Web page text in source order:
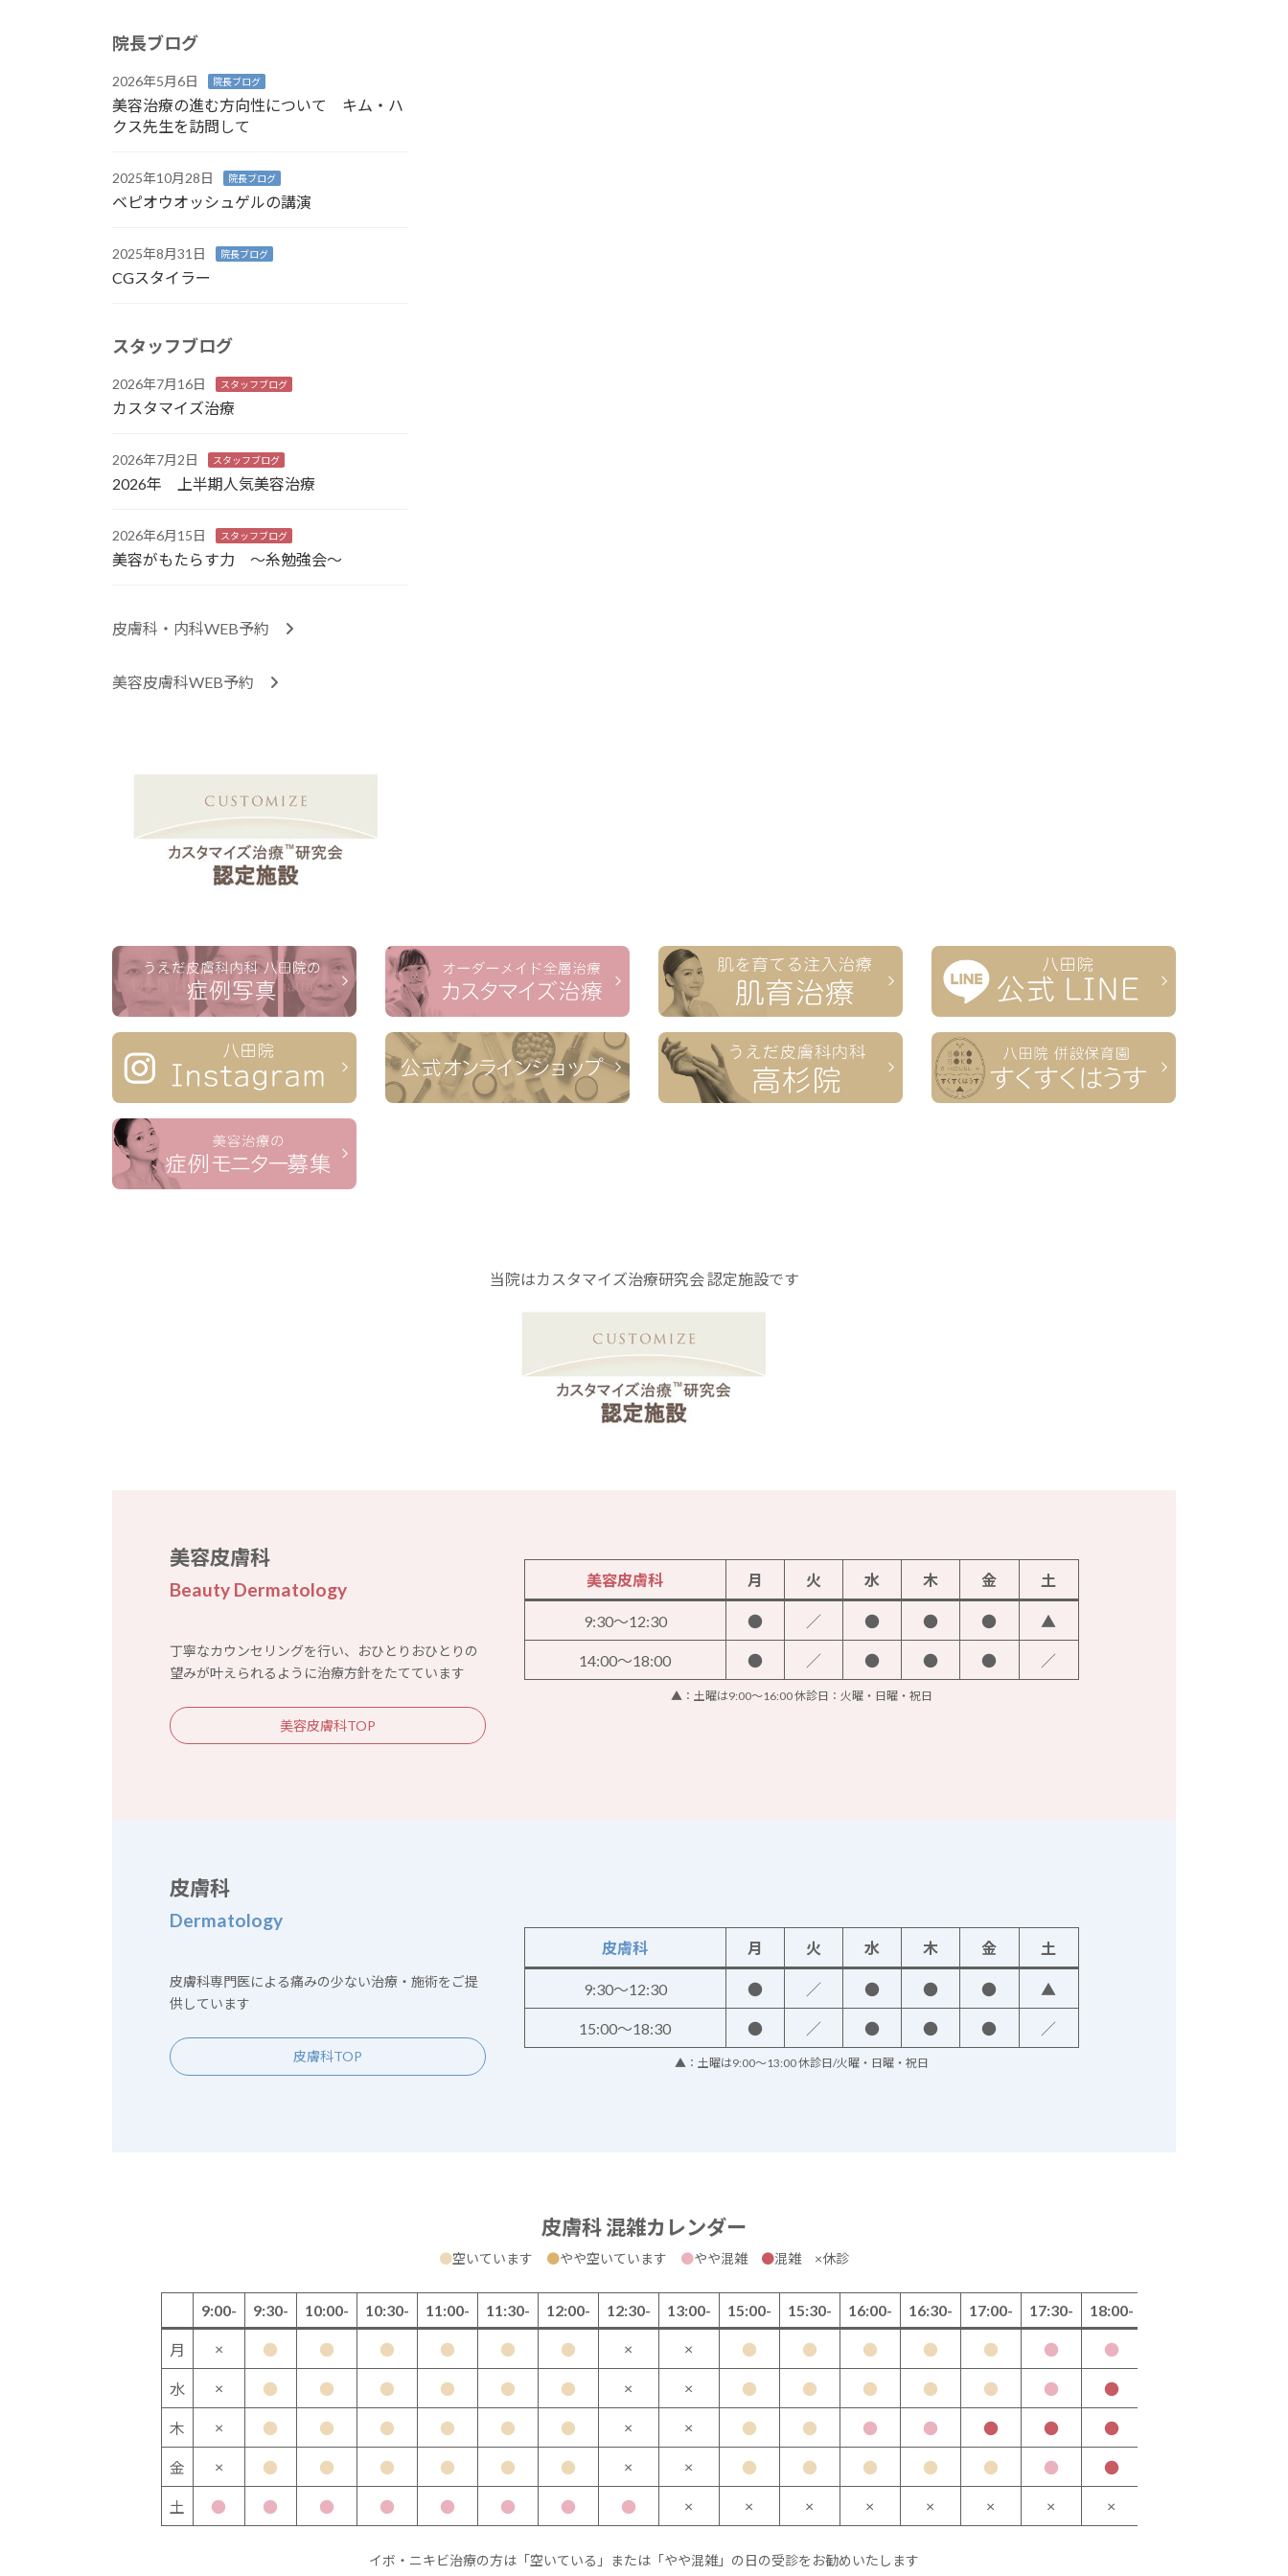
院長ブログ
2026年5月6日 院長ブログ
美容治療の進む方向性について キム・ハ
クス先生を訪問して
2025年10月28日 院長ブログ
ベピオウオッシュゲルの講演
2025年8月31日 院長ブログ
CGスタイラー
スタッフブログ
2026年7月16日 スタッフブログ
カスタマイズ治療
2026年7月2日 スタッフブログ
2026年 上半期人気美容治療
2026年6月15日 スタッフブログ
美容がもたらす力 ～糸勉強会～
皮膚科・内科WEB予約
美容皮膚科WEB予約
当院はカスタマイズ治療研究会 認定施設です
美容皮膚科
Beauty Dermatology
丁寧なカウンセリングを行い、おひとりおひとりの
望みが叶えられるように治療方針をたてています
美容皮膚科TOP
美容皮膚科 月 火 水 木 金 土
9:30～12:30 ● ／ ● ● ● ▲
14:00～18:00 ● ／ ● ● ● ／
▲：土曜は9:00～16:00 休診日：火曜・日曜・祝日
皮膚科
Dermatology
皮膚科専門医による痛みの少ない治療・施術をご提
供しています
皮膚科TOP
皮膚科 月 火 水 木 金 土
9:30～12:30 ● ／ ● ● ● ▲
15:00～18:30 ● ／ ● ● ● ／
▲：土曜は9:00～13:00 休診日/火曜・日曜・祝日
皮膚科 混雑カレンダー
●空いています ●やや空いています ●やや混雑 ●混雑 ×休診
9:00- 9:30- 10:00- 10:30- 11:00- 11:30- 12:00- 12:30- 13:00- 15:00- 15:30- 16:00- 16:30- 17:00- 17:30- 18:00-
月 × ● ● ● ● ● ● × × ● ● ● ● ● ● ●
水 × ● ● ● ● ● ● × × ● ● ● ● ● ● ●
木 × ● ● ● ● ● ● × × ● ● ● ● ● ● ●
金 × ● ● ● ● ● ● × × ● ● ● ● ● ● ●
土 ● ● ● ● ● ● ● ● × × × × × × × ×
イボ・ニキビ治療の方は「空いている」または「やや混雑」の日の受診をお勧めいたします